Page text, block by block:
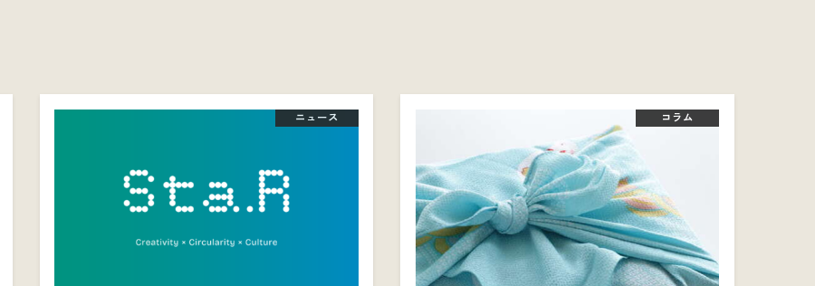
ニュース コラム